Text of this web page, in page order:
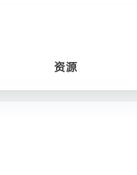
资源